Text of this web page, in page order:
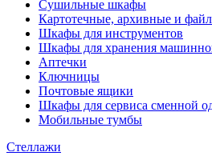
Сушильные шкафы
Картотечные, архивные и
Шкафы для инструментов
Шкафы для хранения
Аптечки
Ключницы
Почтовые ящики
Шкафы для сервиса сменной
Мобильные тумбы
Стеллажи